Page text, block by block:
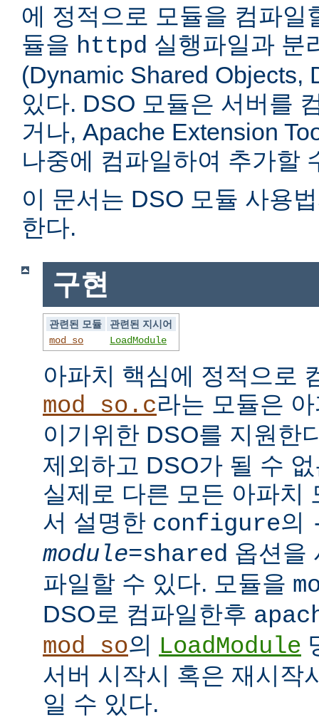
에 정적으로 모듈을 컴파일
듈을 httpd 실행파일과 분
(Dynamic Shared Objects,
있다. DSO 모듈은 서버를
거나, Apache Extension
나중에 컴파일하여 추가할
이 문서는 DSO 모듈 사용
한다.
구현
관련된 모듈
관련된 지시어
mod_so
LoadModule
아파치 핵심에 정적으로
mod_so.c라는 모듈은
이기위한 DSO를 지원한
제외하고 DSO가 될 수
실제로 다른 모든 아파치
서 설명한 configure의
module=shared 옵션을
파일할 수 있다. 모듈을
DSO로 컴파일한후
mod_so의 LoadModule
서버 시작시 혹은 재시작
일 수 있다.